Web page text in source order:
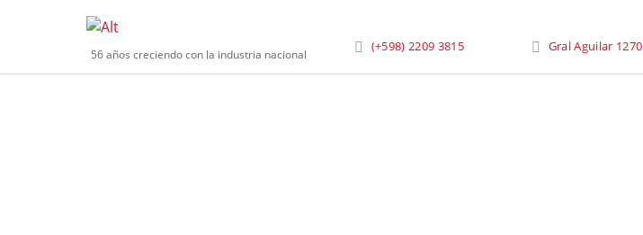
56 años creciendo con la industria nacional
(+598) 2209 3815 Gral Aguilar